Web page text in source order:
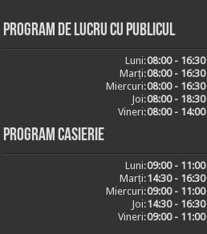
Program de lucru cu publicul
Luni:08:00 - 16:30
Marți:08:00 - 16:30
Miercuri:08:00 - 16:30
Joi:08:00 - 18:30
Vineri:08:00 - 14:00
Program casierie
Luni:09:00 - 11:00
Marți:14:30 - 16:30
Miercuri:09:00 - 11:00
Joi:14:30 - 16:30
Vineri:09:00 - 11:00